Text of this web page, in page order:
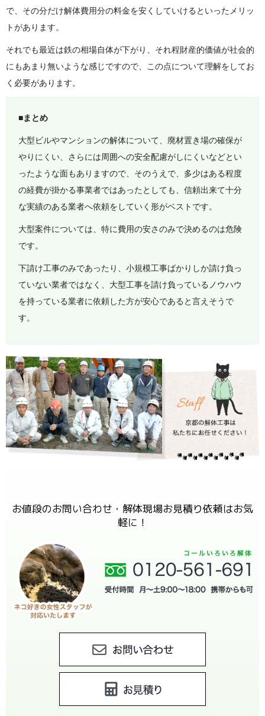
で、その分だけ解体費用分の料金を安くしていけるといったメリッ
トがあります。
それでも最近は鉄の相場自体が下がり、それ程財産的価値が社会的
にもあまり無いような感じですので、この点について理解をしてお
く必要があります。
■まとめ
大型ビルやマンションの解体について、廃材置き場の確保が
やりにくい、さらには周囲への安全配慮がしにくいなどとい
ったような面もありますので、そのうえで、多少はある程度
の経費が掛かる事業者ではあったとしても、信頼出来て十分
な実績のある業者へ依頼をしていく形がベストです。
大型案件については、特に費用の安さのみで決めるのは危険
です。
下請け工事のみであったり、小規模工事ばかりしか請け負っ
ていない業者ではなく、大型工事を請け負っているノウハウ
を持っている業者に依頼した方が安心であると言えそうで
す。
お値段のお問い合わせ・解体現場お見積り依頼はお気
軽に！